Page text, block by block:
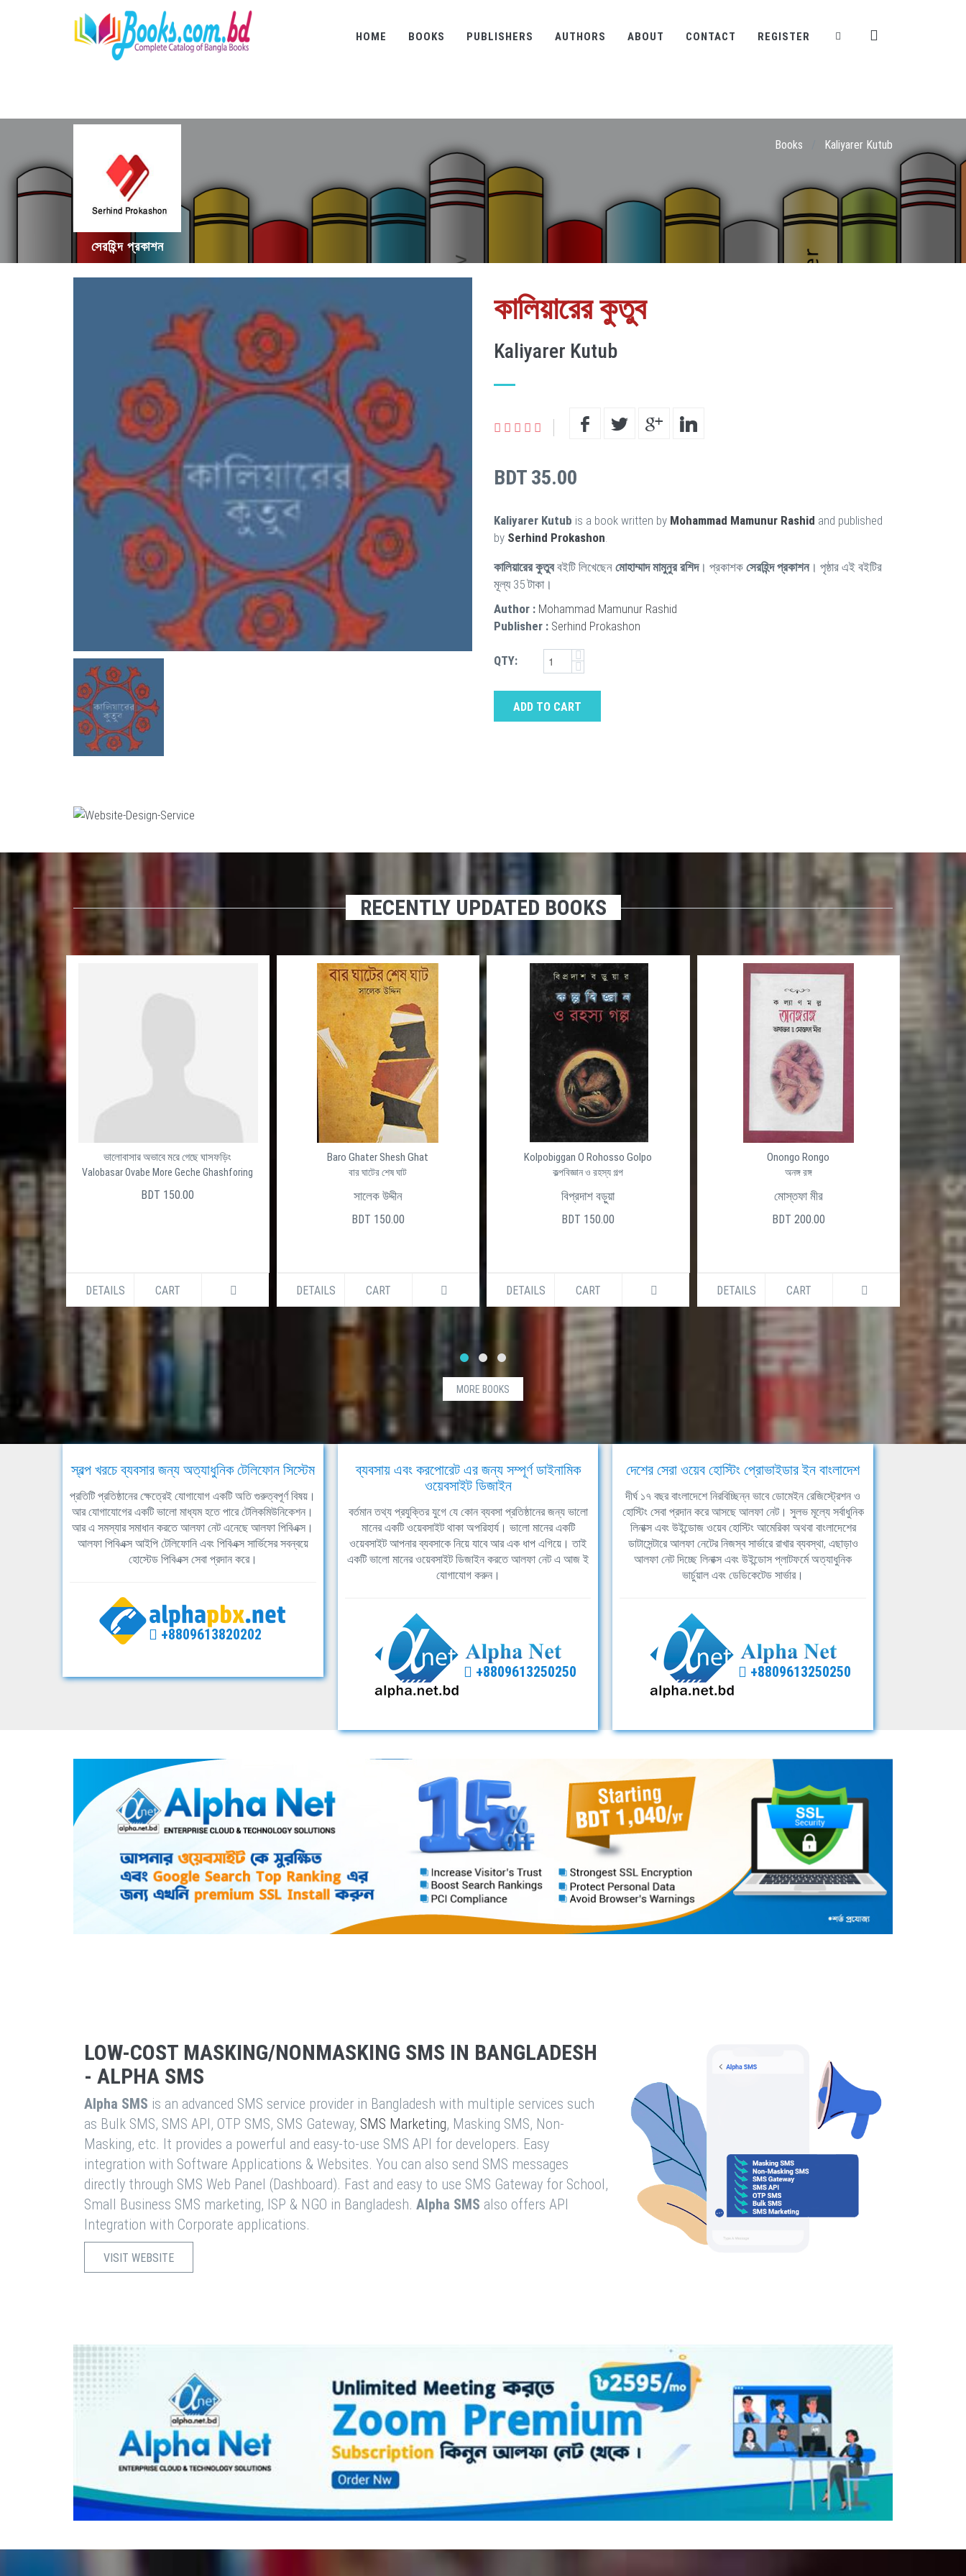
HOME BOOKS PUBLISHERS AUTHORS ABOUT CONTACT REGISTER
সেরহিন্দ প্রকাশন
Books Kaliyarer Kutub
কালিয়ারের কুতুব
Kaliyarer Kutub
BDT 35.00
Kaliyarer Kutub is a book written by Mohammad Mamunur Rashid and published
by Serhind Prokashon.
কালিয়ারের কুতুববইটি লিখেছেন মোহাম্মাদ মামুনুর রশিদ। প্রকাশক সেরহিন্দ প্রকাশন। পৃষ্ঠার এই বইটির
মূল্য 35 টাকা।
Author : Mohammad Mamunur Rashid
Publisher : Serhind Prokashon
QTY:
ADD TO CART
RECENTLY UPDATED BOOKS
ভালোবাসার অভাবে মরে গেছে ঘাসফড়িং
Valobasar Ovabe More Geche Ghashforing
BDT 150.00
DETAILS CART
Baro Ghater Shesh Ghat
বার ঘাটের শেষ ঘাট
সালেক উদ্দীন
BDT 150.00
DETAILS CART
Kolpobiggan O Rohosso Golpo
কল্পবিজ্ঞান ও রহস্য গল্প
বিপ্রদাশ বড়ুয়া
BDT 150.00
DETAILS CART
Onongo Rongo
অনঙ্গ রঙ্গ
মোস্তফা মীর
BDT 200.00
DETAILS CART DETAILS
MORE BOOKS
স্বল্প খরচে ব্যবসার জন্য অত্যাধুনিক টেলিফোন সিস্টেম
প্রতিটি প্রতিষ্ঠানের ক্ষেত্রেই যোগাযোগ একটি অতি গুরুত্বপূর্ণ বিষয়।
আর যোগাযোগের একটি ভালো মাধ্যম হতে পারে টেলিকমিউনিকেশন।
আর এ সমস্যার সমাধান করতে আলফা নেট এনেছে আলফা পিবিএক্স।
আলফা পিবিএক্স আইপি টেলিফোনি এবং পিবিএক্স সার্ভিসের সবন্বয়ে
হোস্টেড পিবিএক্স সেবা প্রদান করে।
+8809613820202
ব্যবসায় এবং করপোরেট এর জন্য সম্পূর্ণ ডাইনামিক
ওয়েবসাইট ডিজাইন
বর্তমান তথ্য প্রযুক্তির যুগে যে কোন ব্যবসা প্রতিষ্ঠানের জন্য ভালো
মানের একটি ওয়েবসাইট থাকা অপরিহার্য। ভালো মানের একটি
ওয়েবসাইট আপনার ব্যবসাকে নিয়ে যাবে আর এক ধাপ এগিয়ে। তাই
একটি ভালো মানের ওয়েবসাইট ডিজাইন করতে আলফা নেট এ আজ ই
যোগাযোগ করুন।
+8809613250250
দেশের সেরা ওয়েব হোস্টিং প্রোভাইডার ইন বাংলাদেশ
দীর্ঘ ১৭ বছর বাংলাদেশে নিরবিচ্ছিন্ন ভাবে ডোমেইন রেজিস্ট্রেশন ও
হোস্টিং সেবা প্রদান করে আসছে আলফা নেট। সুলভ মূল্যে সর্বাধুনিক
লিনাক্স এবং উইন্ডোজ ওয়েব হোস্টিং আমেরিকা অথবা বাংলাদেশের
ডাটাসেন্টারে আলফা নেটের নিজস্ব সার্ভারে রাখার ব্যবস্থা, এছাড়াও
আলফা নেট দিচ্ছে লিনাক্স এবং উইন্ডোস প্লাটফর্মে অত্যাধুনিক
ভার্চুয়াল এবং ডেডিকেটেড সার্ভার।
+8809613250250
LOW-COST MASKING/NONMASKING SMS IN BANGLADESH
- ALPHA SMS
Alpha SMS is an advanced SMS service provider in Bangladesh with multiple services such
as Bulk SMS, SMS API, OTP SMS, SMS Gateway, SMS Marketing, Masking SMS, Non-
Masking, etc. It provides a powerful and easy-to-use SMS API for developers. Easy
integration with Software Applications & Websites. You can also send SMS messages
directly through SMS Web Panel (Dashboard). Fast and easy to use SMS Gateway for School,
Small Business SMS marketing, ISP & NGO in Bangladesh. Alpha SMS also offers API
Integration with Corporate applications.
VISIT WEBSITE